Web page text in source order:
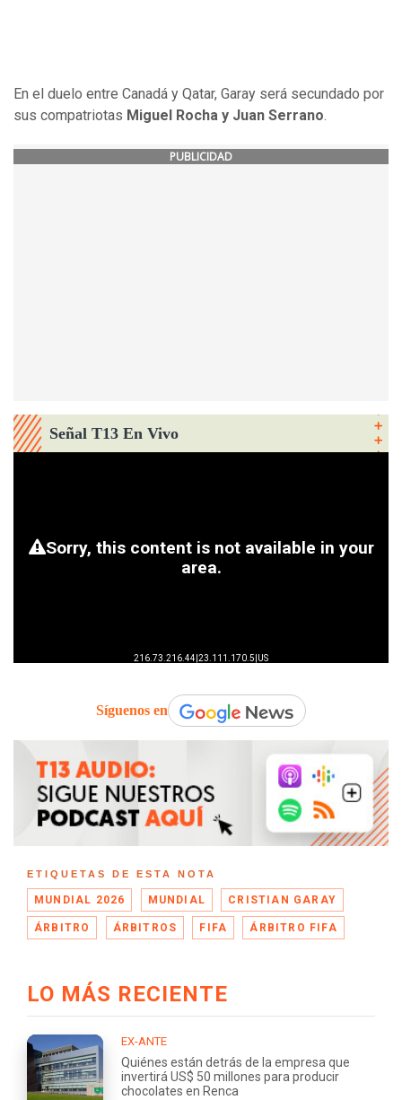
En el duelo entre Canadá y Qatar, Garay será secundado por
sus compatriotas Miguel Rocha y Juan Serrano.
PUBLICIDAD
Señal T13 En Vivo
Síguenos en
ETIQUETAS DE ESTA NOTA
MUNDIAL 2026 MUNDIAL CRISTIAN GARAY
ÁRBITRO ÁRBITROS FIFA ÁRBITRO FIFA
LO MÁS RECIENTE
EX-ANTE
Quiénes están detrás de la empresa que
invertirá US$ 50 millones para producir
chocolates en Renca